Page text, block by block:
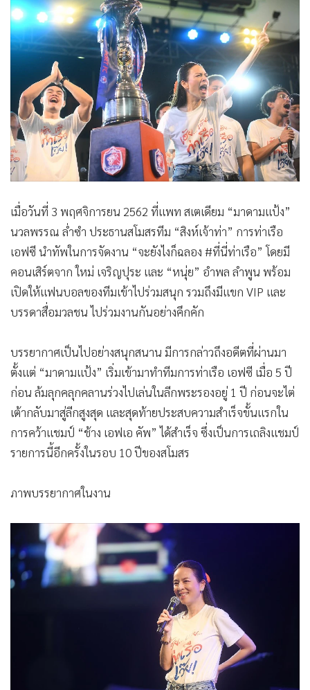
• Management & HR
• MGR Live
• Infographic
การเมือง
ท่องเที่ยว
• กีฬา
• ต่างประเทศ
• Special Scoop
• เศรษฐกิจ-ธุรกิจ
• จีน
• ชุมชน-คุณภาพชีวิต
• อาชญากรรม
• Motoring
• เกม
• วิทยาศาสตร์
• หุ้น
• อินโดจีน
• กองทุนรวม
• Celeb Online
Factcheck
เมื่อวันที่ 3 พฤศจิการยน 2562 ที่แพท สเตเดียม “มาดามแป้ง”
นวลพรรณ ล่ำซำ ประธานสโมสรทีม “สิงห์เจ้าท่า” การท่าเรือ
เอฟซี นำทัพในการจัดงาน “จะยังไงก็ฉลอง #ที่นี่ท่าเรือ” โดยมี
คอนเสิร์ตจาก ใหม่ เจริญปุระ และ “หนุ่ย” อำพล ลำพูน พร้อม
เปิดให้แฟนบอลของทีมเข้าไปร่วมสนุก รวมถึงมีแขก VIP และ
บรรดาสื่อมวลชน ไปร่วมงานกันอย่างคึกคัก
บรรยากาศเป็นไปอย่างสนุกสนาน มีการกล่าวถึงอดีตที่ผ่านมา
ตั้งแต่ “มาดามแป้ง” เริ่มเข้ามาทำทีมการท่าเรือ เอฟซี เมื่อ 5 ปี
ก่อน ล้มลุกคลุกคลานร่วงไปเล่นในลีกพระรองอยู่ 1 ปี ก่อนจะไต่
เต้ากลับมาสู่ลีกสูงสุด และสุดท้ายประสบความสำเร็จขั้นแรกใน
การคว้าแชมป์ “ช้าง เอฟเอ คัพ” ได้สำเร็จ ซึ่งเป็นการเถลิงแชมป์
รายการนี้อีกครั้งในรอบ 10 ปีของสโมสร
ภาพบรรยากาศในงาน